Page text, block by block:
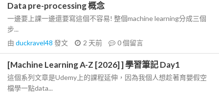
Data pre-processing 概念
一邊要上課一邊還要寫這個不容易! 整個machine learning分成三個
步...
由 duckravel48 發文 2 天前 0個留言
[Machine Learning A-Z [2026] ] 學習筆記 Day1
這個系列文章是Udemy上的課程延伸，因為我個人想趁著育嬰假空
檔學一點data...